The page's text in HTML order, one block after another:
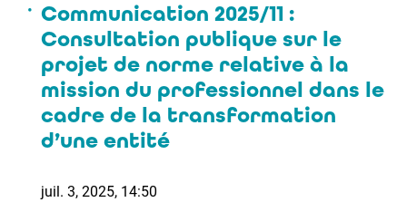
Communication 2025/11 :
Consultation publique sur le
projet de norme relative à la
mission du professionnel dans le
cadre de la transformation
d’une entité
juil. 3, 2025, 14:50